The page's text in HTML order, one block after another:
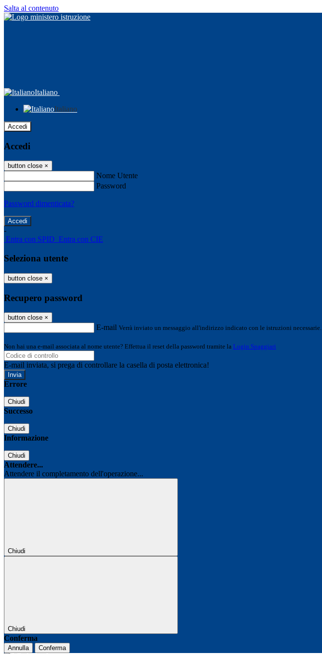
Salta al contenuto
Italiano
Italiano
Accedi
Accedi
button close ×
Nome Utente
Password
Password dimenticata?
-
Entra con SPID Entra con CIE
Seleziona utente
button close ×
Recupero password
button close ×
E-mail Verrà inviato un messaggio all'indirizzo indicato con le istruzioni necessarie.
Non hai una e-mail associata al nome utente? Effettua il reset della password tramite la Login Spaggiari
E-mail inviata, si prega di controllare la casella di posta elettronica!
Errore
Chiudi
Successo
Chiudi
Informazione
Chiudi
Attendere...
Attendere il completamento dell'operazione...
Chiudi
Chiudi
Conferma
Annulla Conferma